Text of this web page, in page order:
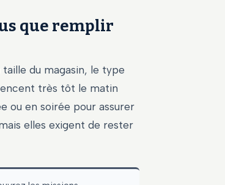
que remplir
taille du magasin, le type
très tôt le matin
ou en soirée pour assurer
elles exigent de rester